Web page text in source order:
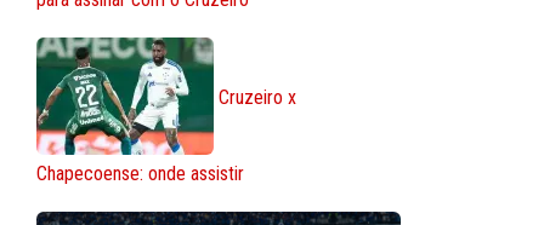
Cruzeiro x
Chapecoense: onde assistir